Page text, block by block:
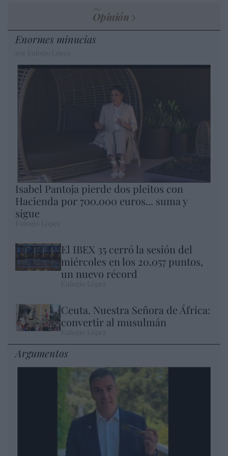
Opinión
Enormes minucias
Isabel Pantoja pierde dos pleitos con
Hacienda por 700.000 euros... suma y
sigue
El IBEX 35 cerró la sesión del
miércoles en los 20.057 puntos,
un nuevo récord
Ceuta. Nuestra Señora de África:
convertir al musulmán
Argumentos